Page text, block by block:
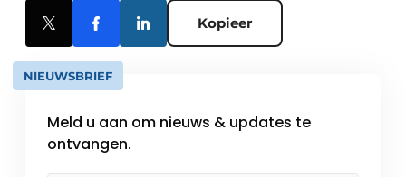
Kopieer
NIEUWSBRIEF
Meld u aan om nieuws & updates te
ontvangen.